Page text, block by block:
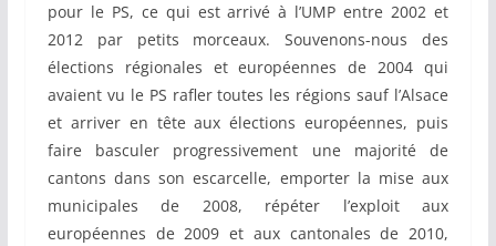
pour le PS, ce qui est arrivé à l’UMP entre 2002 et
2012 par petits morceaux. Souvenons-nous des
élections régionales et européennes de 2004 qui
avaient vu le PS rafler toutes les régions sauf l’Alsace
et arriver en tête aux élections européennes, puis
faire basculer progressivement une majorité de
cantons dans son escarcelle, emporter la mise aux
municipales de 2008, répéter l’exploit aux
européennes de 2009 et aux cantonales de 2010,